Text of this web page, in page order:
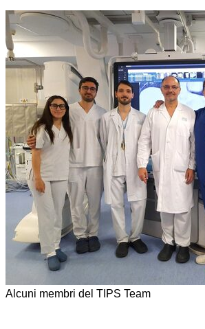
Alcuni membri del TIPS Team